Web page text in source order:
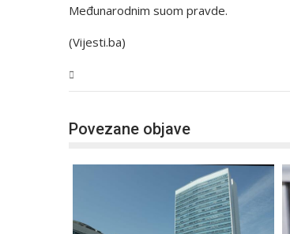
Međunarodnim suom pravde.
(Vijesti.ba)
Povezane objave